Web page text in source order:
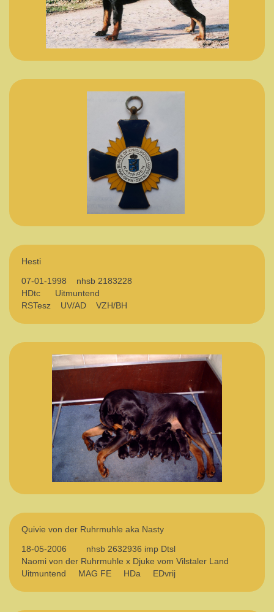
Hesti
07-01-1998 nhsb 2183228
HDtc Uitmuntend
RSTesz UV/AD VZH/BH
Quivie von der Ruhrmuhle aka Nasty
18-05-2006 nhsb 2632936 imp Dtsl
Naomi von der Ruhrmuhle x Djuke vom Vilstaler Land
Uitmuntend MAG FE HDa EDvrij